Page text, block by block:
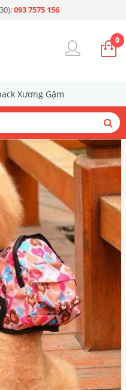
093 7575 156
0
Xương Gặm